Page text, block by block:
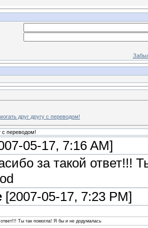
друг другу с переводом!
с переводом!
05-17, 7:16 AM]
за такой ответ!!!
[2007-05-17, 7:23 PM]
Ты так помогла! Я бы и не додумалась